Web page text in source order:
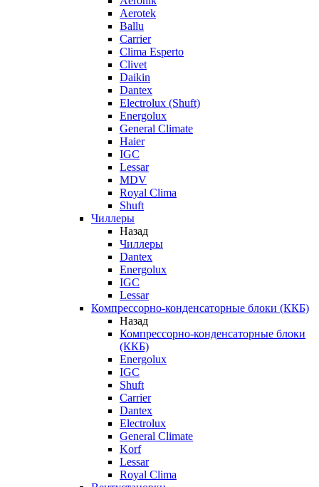
Aerotek
Ballu
Carrier
Clima Esperto
Clivet
Daikin
Dantex
Electrolux (Shuft)
Energolux
General Climate
Haier
IGC
Lessar
MDV
Royal Clima
Shuft
Чиллеры
Назад
Чиллеры
Dantex
Energolux
IGC
Lessar
Компрессорно-конденсаторные блоки (ККБ)
Назад
Компрессорно-конденсаторные блоки
(ККБ)
Energolux
IGC
Shuft
Carrier
Dantex
Electrolux
General Climate
Korf
Lessar
Royal Clima